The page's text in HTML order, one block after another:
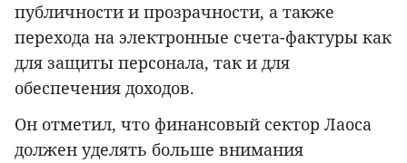
публичности и прозрачности, а также
перехода на электронные счета-фактуры как
для защиты персонала, так и для
обеспечения доходов.
Он отметил, что финансовый сектор Лаоса
должен уделять больше внимания